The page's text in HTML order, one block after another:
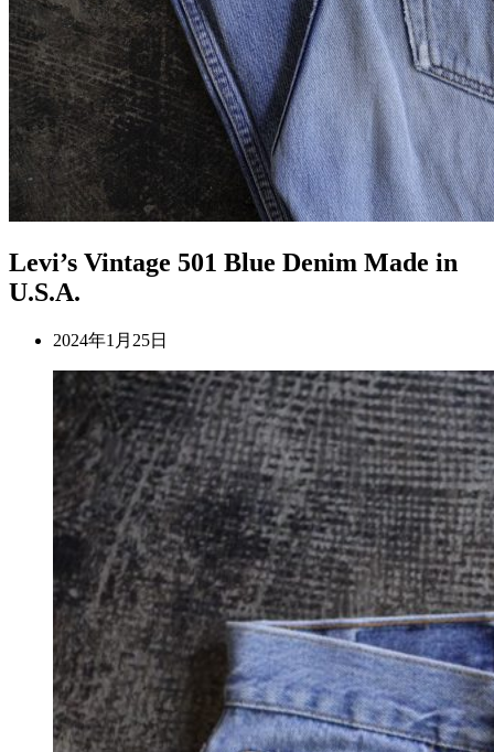
Levi’s Vintage 501 Blue Denim Made in
U.S.A.
2024年1月25日